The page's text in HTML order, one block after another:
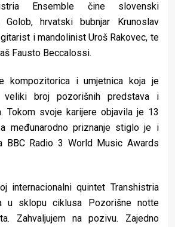
Ensemble čine slovenski
hrvatski bubnjar Krunoslav
i mandolinist Uroš Rakovec, te
Fausto Beccalossi.
kompozitorica i umjetnica koja je
broj pozorišnih predstava i
Tokom svoje karijere objavila je 13
međunarodno priznanje stiglo je i
BBC Radio 3 World Music Awards
internacionalni quintet Transhistria
u sklopu ciklusa Pozorišne notte
Zahvaljujem na pozivu. Zajedno